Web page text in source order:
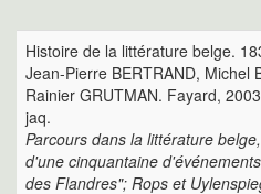
Histoire de la littérature belge.
Jean-Pierre BERTRAND, Michel
Rainier GRUTMAN. Fayard,
jaq.
Parcours dans la littérature
d'une cinquantaine
des Flandres"; Rops et